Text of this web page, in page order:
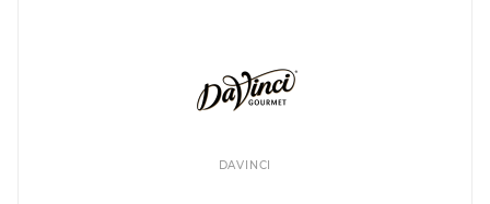
DAVINCI